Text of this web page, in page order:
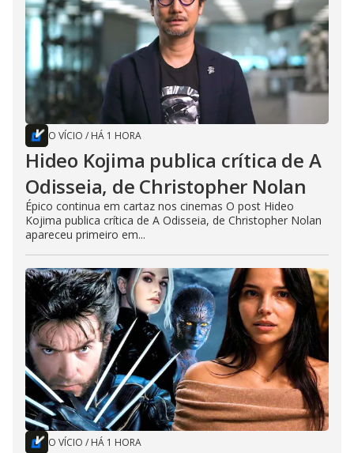
O VÍCIO / HÁ 1 HORA
Hideo Kojima publica crítica de A
Odisseia, de Christopher Nolan
Épico continua em cartaz nos cinemas O post Hideo
Kojima publica crítica de A Odisseia, de Christopher Nolan
apareceu primeiro em...
O VÍCIO / HÁ 1 HORA